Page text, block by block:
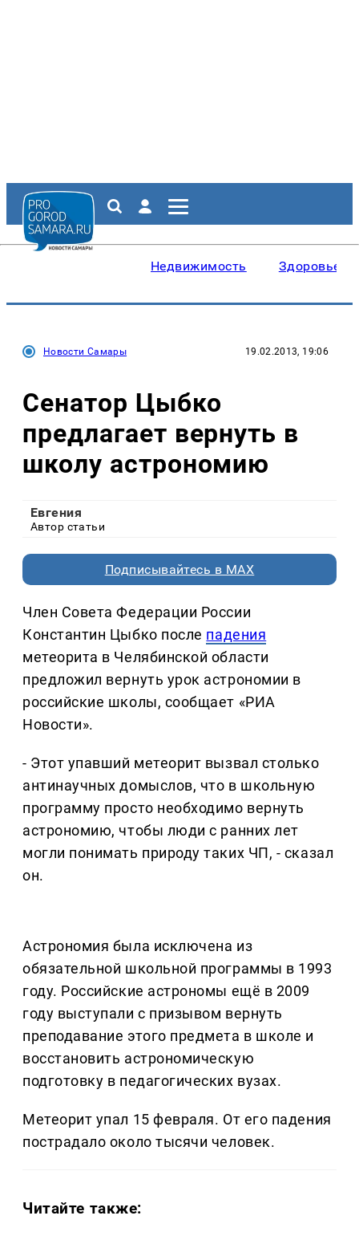
Недвижимость Здоровье
Новости Самары 19.02.2013, 19:06
Сенатор Цыбко
предлагает вернуть в
школу астрономию
Евгения
Автор статьи
Подписывайтесь в MAX
Член Совета Федерации России
Константин Цыбко после падения
метеорита в Челябинской области
предложил вернуть урок астрономии в
российские школы, сообщает «РИА
Новости».
- Этот упавший метеорит вызвал столько
антинаучных домыслов, что в школьную
программу просто необходимо вернуть
астрономию, чтобы люди с ранних лет
могли понимать природу таких ЧП, - сказал
он.
Астрономия была исключена из
обязательной школьной программы в 1993
году. Российские астрономы ещё в 2009
году выступали с призывом вернуть
преподавание этого предмета в школе и
восстановить астрономическую
подготовку в педагогических вузах.
Метеорит упал 15 февраля. От его падения
пострадало около тысячи человек.
Читайте также: